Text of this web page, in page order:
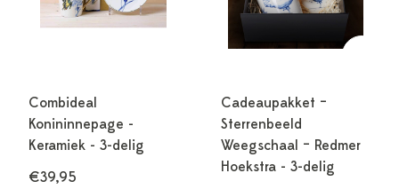
Combideal
Konininnepage -
Keramiek - 3-delig
€39,95
Cadeaupakket –
Sterrenbeeld
Weegschaal – Redmer
Hoekstra - 3-delig